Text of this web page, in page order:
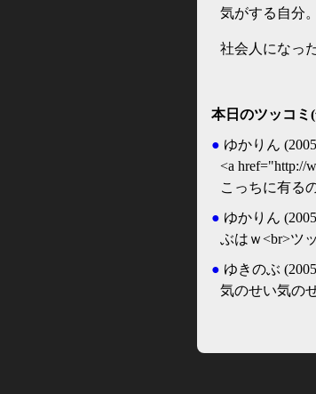
気がする自分。
社会人になっ
本日のツッコミ
● ゆかりん
<a href="http://
こっちに有る
● ゆかりん
ぶはｗ<br>ツ
● ゆきのぶ
気のせい気の